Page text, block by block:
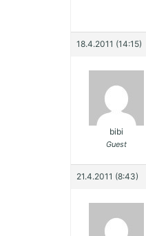
18.4.2011 (14:15)
bibi
Guest
21.4.2011 (8:43)